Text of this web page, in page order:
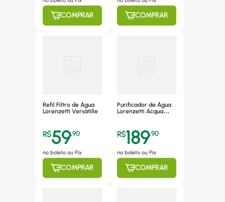
COMPRAR COMPRAR
Refil Filtro de Água
Lorenzetti Versátille
R$59,90
no boleto ou Pix
COMPRAR
Purificador de Água
Lorenzetti Acqua
R$189,90
no boleto ou Pix
COMPRAR